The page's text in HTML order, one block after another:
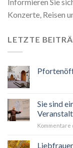
Konzerte, Reisen
LETZTE
Sie sind